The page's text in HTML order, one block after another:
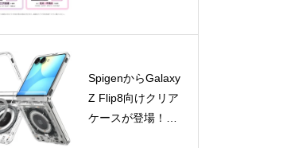
SpigenからGalaxy
Z Flip8向けクリア
ケースが登場！